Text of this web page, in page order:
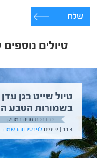
שלח
טיולים
טיול שייט בגן
בשמורות הטבע
בהדרכת טניה רמניק
11.4 | 9 ימים
לפרטים והרשמה